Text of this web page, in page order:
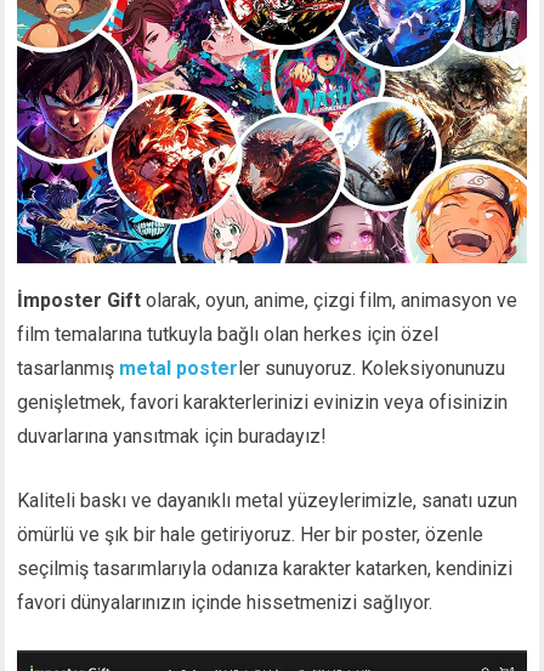
İmposter Gift olarak, oyun, anime, çizgi film, animasyon ve
film temalarına tutkuyla bağlı olan herkes için özel
tasarlanmış metal poster ler sunuyoruz. Koleksiyonunuzu
genişletmek, favori karakterlerinizi evinizin veya ofisinizin
duvarlarına yansıtmak için buradayız!
Kaliteli baskı ve dayanıklı metal yüzeylerimizle, sanatı uzun
ömürlü ve şık bir hale getiriyoruz. Her bir poster, özenle
seçilmiş tasarımlarıyla odanıza karakter katarken, kendinizi
favori dünyalarınızın içinde hissetmenizi sağlıyor.